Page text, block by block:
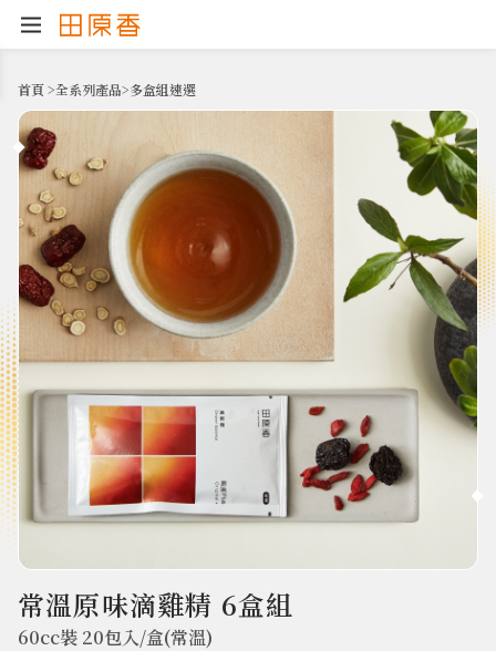
首頁>全系列產品>多盒組速選
常溫原味滴雞精 6盒組
60cc裝 20包入/盒(常溫)